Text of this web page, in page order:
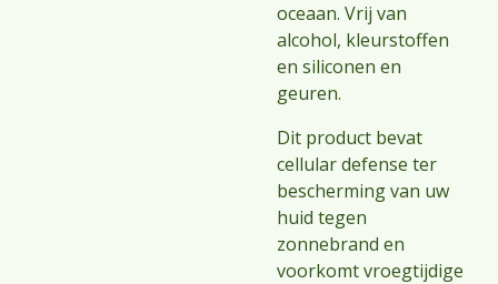
oceaan. Vrij van
alcohol, kleurstoffen
en siliconen en
geuren.
Dit product bevat
cellular defense ter
bescherming van uw
huid tegen
zonnebrand en
voorkomt vroegtijdige